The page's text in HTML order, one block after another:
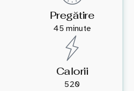
Pregătire
45 minute
Calorii
520